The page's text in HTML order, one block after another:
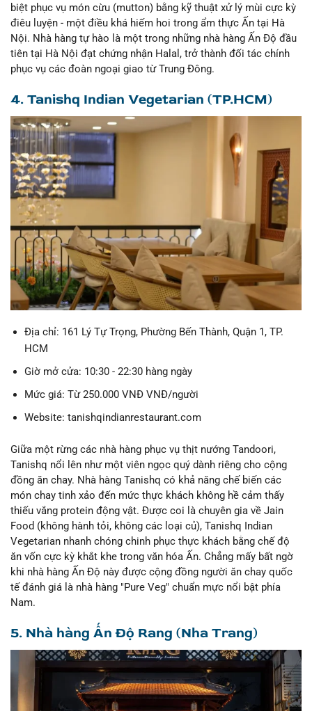
biệt phục vụ món cừu (mutton) bằng kỹ thuật xử lý mùi cực kỳ
điêu luyện - một điều khá hiếm hoi trong ẩm thực Ấn tại Hà
Nội. Nhà hàng tự hào là một trong những nhà hàng Ấn Độ đầu
tiên tại Hà Nội đạt chứng nhận Halal, trở thành đối tác chính
phục vụ các đoàn ngoại giao từ Trung Đông.
4. Tanishq Indian Vegetarian (TP.HCM)
Địa chỉ: 161 Lý Tự Trọng, Phường Bến Thành, Quận 1, TP.
HCM
Giờ mở cửa: 10:30 - 22:30 hàng ngày
Mức giá: Từ 250.000 VNĐ VNĐ/người
Website: tanishqindianrestaurant.com
Giữa một rừng các nhà hàng phục vụ thịt nướng Tandoori,
Tanishq nổi lên như một viên ngọc quý dành riêng cho cộng
đồng ăn chay. Nhà hàng Tanishq có khả năng chế biến các
món chay tinh xảo đến mức thực khách không hề cảm thấy
thiếu vắng protein động vật. Được coi là chuyên gia về Jain
Food (không hành tỏi, không các loại củ), Tanishq Indian
Vegetarian nhanh chóng chinh phục thực khách bằng chế độ
ăn vốn cực kỳ khắt khe trong văn hóa Ấn. Chẳng mấy bất ngờ
khi nhà hàng Ấn Độ này được cộng đồng người ăn chay quốc
tế đánh giá là nhà hàng "Pure Veg" chuẩn mực nổi bật phía
Nam.
5. Nhà hàng Ấn Độ Rang (Nha Trang)